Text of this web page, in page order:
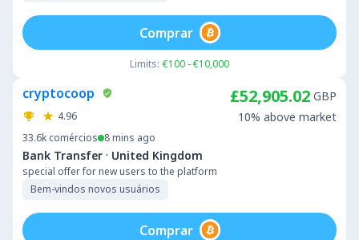
Limits: €100 - €10,000
Comprar
cryptocoop
4.96
33.6k comércios 8 mins ago
Bank Transfer · United Kingdom
special offer for new users to the platform
Bem-vindos novos usuários
£52,905.02 GBP
10% above market
Comprar